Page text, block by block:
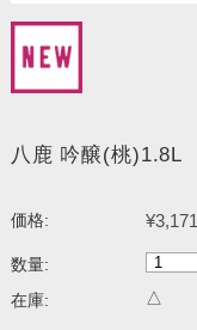
八鹿 吟醸(桃)1.8L
価格: ¥3,171
数量:
在庫: △